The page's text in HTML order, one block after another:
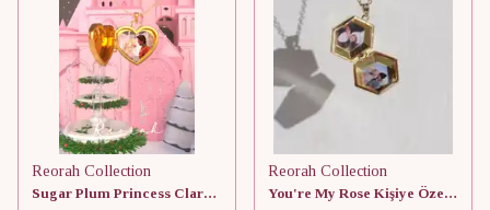
Reorah Collection
Sugar Plum Princess Clara Kişiye Özel Fotoğraflı Kapaklı 925 Gümüş Kolye
Reorah Collection
You're My Rose Kişiye Özel Fotoğraflı Kapaklı Kolye